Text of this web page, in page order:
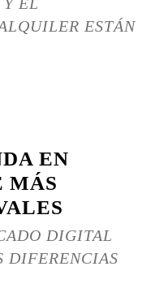
ESTÁN
EN
MÁS
DIGITAL
DIFERENCIAS